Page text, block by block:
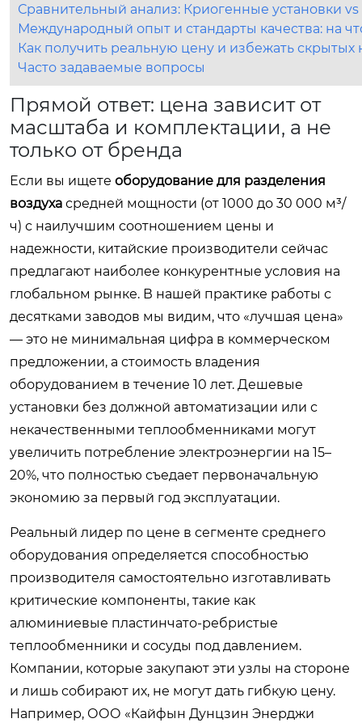
Сравнительный анализ: Криогенные установки
Международный опыт и стандарты качества: на
Как получить реальную цену и избежать скрытых
Часто задаваемые вопросы
Прямой ответ: цена зависит от
масштаба и комплектации, а не
только от бренда
Если вы ищете оборудование для разделения
воздуха средней мощности (от 1000 до 30 000 м³/
ч) с наилучшим соотношением цены и
надежности, китайские производители сейчас
предлагают наиболее конкурентные условия на
глобальном рынке. В нашей практике работы с
десятками заводов мы видим, что «лучшая цена»
— это не минимальная цифра в коммерческом
предложении, а стоимость владения
оборудованием в течение 10 лет. Дешевые
установки без должной автоматизации или с
некачественными теплообменниками могут
увеличить потребление электроэнергии на 15–
20%, что полностью съедает первоначальную
экономию за первый год эксплуатации.
Реальный лидер по цене в сегменте среднего
оборудования определяется способностью
производителя самостоятельно изготавливать
критические компоненты, такие как
алюминиевые пластинчато-ребристые
теплообменники и сосуды под давлением.
Компании, которые закупают эти узлы на стороне
и лишь собирают их, не могут дать гибкую цену.
Например, ООО «Кайфын Дунцзин Энерджи